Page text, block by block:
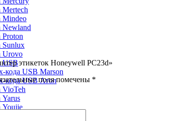
Mindeo
Newland
Sunlux
Urovo
USB
кода USB Marson
кода USB Атол
VioTeh
Youjie
этикеток Honeywell PC23d»
поля помечены *